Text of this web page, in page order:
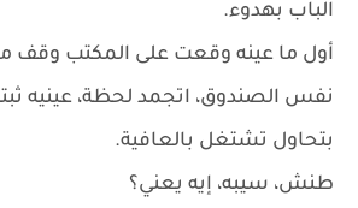
الباب بهدوء.
أول ما عينه وقعت على المكتب وقف
نفس الصندوق، اتجمد لحظة، عينيه
بتحاول تشتغل بالعافية.
طنش، سيبه، إيه يعني؟